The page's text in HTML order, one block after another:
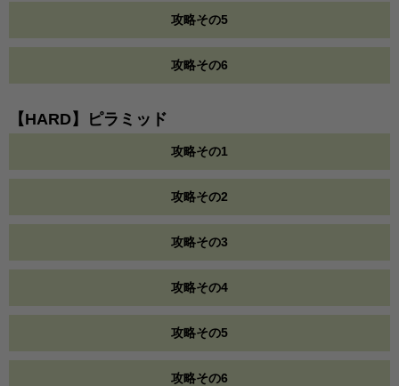
攻略その5
攻略その6
【HARD】ピラミッド
攻略その1
攻略その2
攻略その3
攻略その4
攻略その5
攻略その6